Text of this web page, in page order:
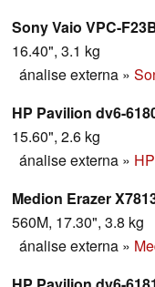
Sony Vaio VPC-
16.40", 3.1 kg
ánalise externa »
HP Pavilion dv6-
15.60", 2.6 kg
ánalise externa »
Medion Erazer
560M, 17.30", 3.8 kg
ánalise externa »